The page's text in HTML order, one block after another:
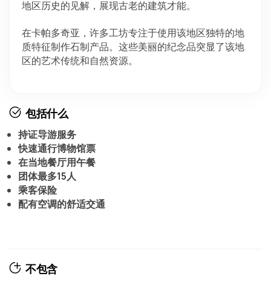
地区历史的见解，展现古老的建筑才能。
在卡帕多奇亚，许多工坊专注于使用该地区独特的地
质特征制作石制产品。这些美丽的纪念品突显了该地
区的艺术传统和自然资源。
包括什么
持证导游服务
快速通行博物馆票
在当地餐厅用午餐
团体最多15人
乘客保险
配有空调的舒适交通
不包含